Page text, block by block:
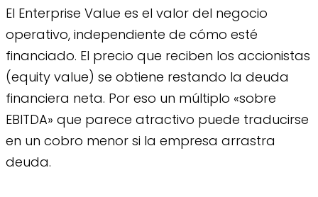
El Enterprise Value es el valor del negocio
operativo, independiente de cómo esté
financiado. El precio que reciben los accionistas
(equity value) se obtiene restando la deuda
financiera neta. Por eso un múltiplo «sobre
EBITDA» que parece atractivo puede traducirse
en un cobro menor si la empresa arrastra
deuda.